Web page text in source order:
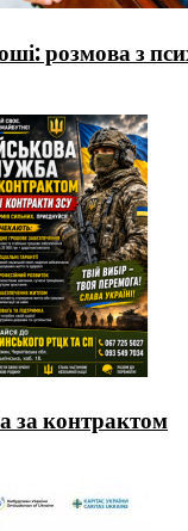
розмова з
за контрактом